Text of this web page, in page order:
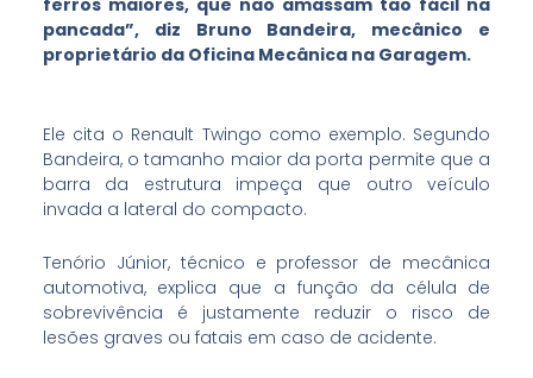
ferros maiores, que não amassam tão fácil na
pancada”, diz Bruno Bandeira, mecânico e
proprietário da Oficina Mecânica na Garagem.
Ele cita o Renault Twingo como exemplo. Segundo
Bandeira, o tamanho maior da porta permite que a
barra da estrutura impeça que outro veículo
invada a lateral do compacto.
Tenório Júnior, técnico e professor de mecânica
automotiva, explica que a função da célula de
sobrevivência é justamente reduzir o risco de
lesões graves ou fatais em caso de acidente.